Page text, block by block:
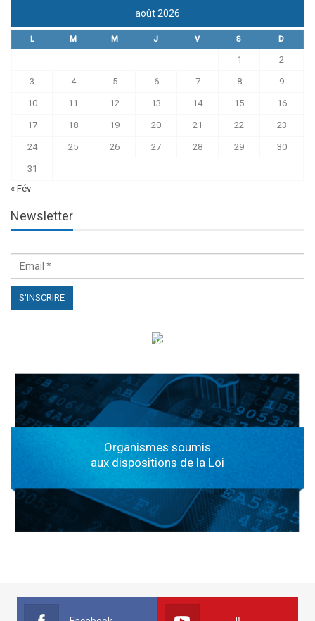
août 2026
L M M J V S D
1 2
3 4 5 6 7 8 9
10 11 12 13 14 15 16
17 18 19 20 21 22 23
24 25 26 27 28 29 30
31
« Fév
Newsletter
الهياكل الخاضعة لقانون النفاذ إلى المعلومة
Organismes soumis
aux dispositions de la Loi